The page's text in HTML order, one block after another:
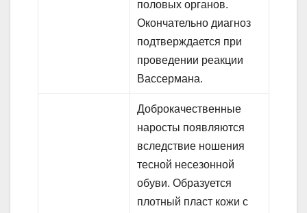
половых органов.
Окончательно диагноз
подтверждается при
проведении реакции
Вассермана.
Доброкачественные
наросты появляются
вследствие ношения
тесной несезонной
обуви. Образуется
плотный пласт кожи с